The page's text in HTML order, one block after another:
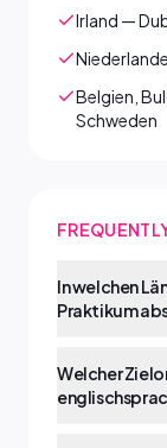
Irland —
Belgien,
Schweden
In welchen
Praktikum
Welcher